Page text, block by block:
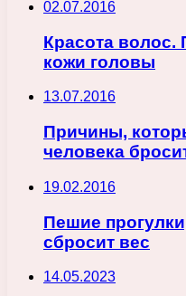
02.07.2016
Красота волос.
кожи головы
13.07.2016
Причины,
человека
19.02.2016
Пешие
сбросит вес
14.05.2023